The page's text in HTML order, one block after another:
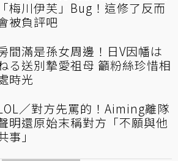
「梅川伊芙」Bug！這修了反而
被負評吧
間滿是孫女周邊！日V因幡は
る送別摯愛祖母 籲粉絲珍惜相
時光
／對方先罵的！Aiming離隊
明還原始末稱對方「不願與他
事」